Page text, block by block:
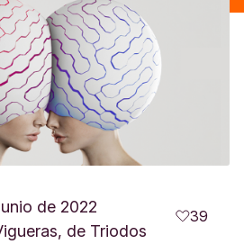
de 2022
de Triodos
39